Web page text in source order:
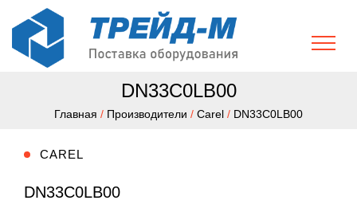
DN33C0LB00
Главная / Производители / Carel / DN33C0LB00
CAREL
DN33C0LB00